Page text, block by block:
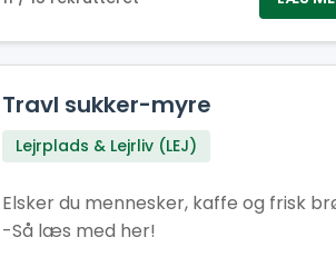
driftsmedhjælper bliver du en del af
holdet bag kulisserne, der får lejren til
hænge sammen.
Travl sukker-myre
Lejrplads & Lejrliv (LEJ)
Elsker du mennesker, kaffe og frisk
-Så læs med her!